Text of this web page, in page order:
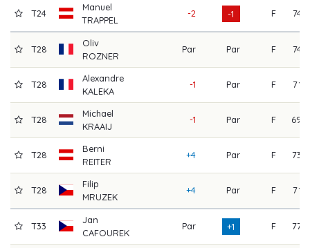
T24
Manuel
TRAPPEL
-2 -1 F 74
T28
Oliv
ROZNER
Par Par F 74
T28
Alexandre
KALEKA
-1 Par F 71
T28
Michael
KRAAIJ
-1 Par F 69
T28
Berni
REITER
+4 Par F 73
T28
Filip
MRUZEK
+4 Par F 71
T33
Jan
CAFOUREK
Par +1 F 77